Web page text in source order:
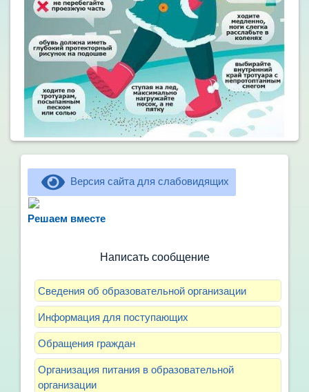
Версия сайта для слабовидящих
Решаем вместерассказать о воспитателях? Знаете, как
Написать сообщение
Сведения об образовательной организации
Информация для поступающих
Обращения граждан
Организация питания в образовательной
организации